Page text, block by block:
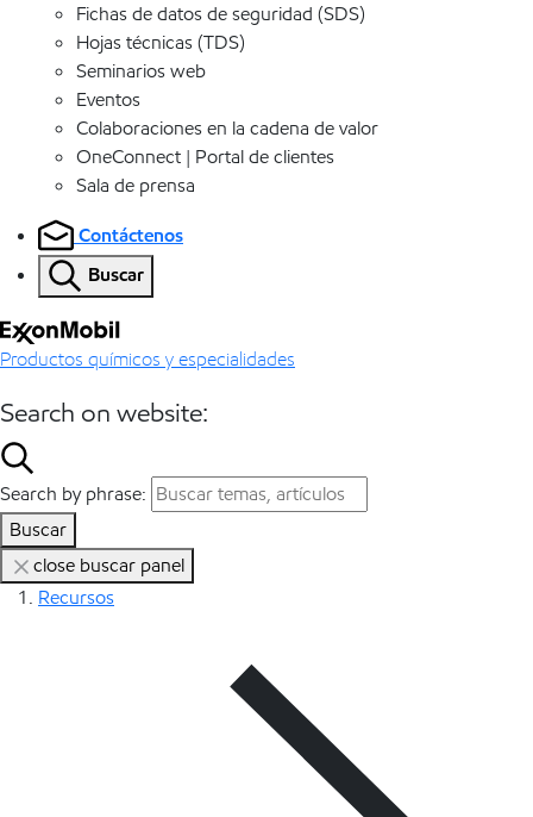
Fichas de datos de seguridad (SDS)
Hojas técnicas (TDS)
Seminarios web
Eventos
Colaboraciones en la cadena de valor
OneConnect | Portal de clientes
Sala de prensa
Contáctenos
Buscar
Productos químicos y especialidades
Search on website:
Search by phrase:
Buscar
close buscar panel
Recursos